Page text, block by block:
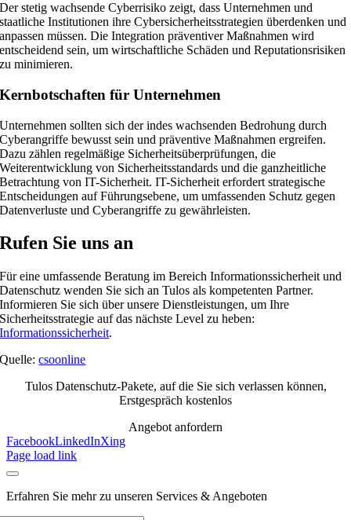
Der stetig wachsende Cyberrisiko zeigt, dass Unternehmen und
staatliche Institutionen ihre Cybersicherheitsstrategien überdenken und
anpassen müssen. Die Integration präventiver Maßnahmen wird
entscheidend sein, um wirtschaftliche Schäden und Reputationsrisiken
zu minimieren.
Kernbotschaften für Unternehmen
Unternehmen sollten sich der indes wachsenden Bedrohung durch
Cyberangriffe bewusst sein und präventive Maßnahmen ergreifen.
Dazu zählen regelmäßige Sicherheitsüberprüfungen, die
Weiterentwicklung von Sicherheitsstandards und die ganzheitliche
Betrachtung von IT-Sicherheit. IT-Sicherheit erfordert strategische
Entscheidungen auf Führungsebene, um umfassenden Schutz gegen
Datenverluste und Cyberangriffe zu gewährleisten.
Rufen Sie uns an
Für eine umfassende Beratung im Bereich Informationssicherheit und
Datenschutz wenden Sie sich an Tulos als kompetenten Partner.
Informieren Sie sich über unsere Dienstleistungen, um Ihre
Sicherheitsstrategie auf das nächste Level zu heben:
Informationssicherheit.
Quelle:csoonline
Tulos Datenschutz-Pakete, auf die Sie sich verlassen können,
Erstgespräch kostenlos
Angebot anfordern
FacebookLinkedInXing
Page load link
Erfahren Sie mehr zu unseren Services & Angeboten